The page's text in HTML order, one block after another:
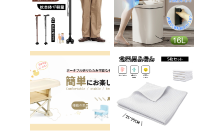
ア 椅子 イス 在宅ワ
ーク アシェル ブリリ
アント C-56
送料無料 ステップ ス
テップ台 トイレ D-2
8